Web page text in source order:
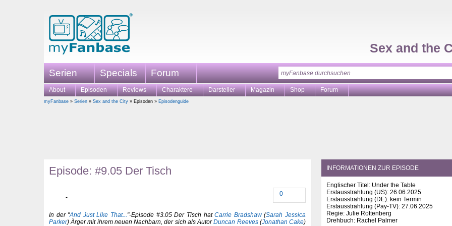
Sex and the
Serien Specials Forum
About Episoden Reviews Charaktere Darsteller Magazin Shop Forum
myFanbase » Serien » Sex and the City » Episoden » Episodenguide
Episode: #9.05 Der Tisch
0
In der "And Just Like That..."-Episode #3.05 Der Tisch hatCarrie Bradshaw(Sarah Jessica
Parker) Ärger mit ihrem neuen Nachbarn, der sich als AutorDuncan Reeves(Jonathan Cake)
INFORMATIONEN ZUR EPISODE
Englischer Titel: Under the Table
Erstausstrahlung (US): 26.06.2025
Erstausstrahlung (DE): kein Termin
Erstausstrahlung (Pay-TV): 27.06.2025
Regie: Julie Rottenberg
Drehbuch: Rachel Palmer